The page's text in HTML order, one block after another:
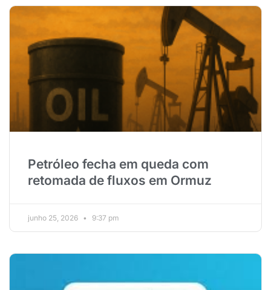
Petróleo fecha em queda com
retomada de fluxos em Ormuz
junho 25, 2026 9:37 pm